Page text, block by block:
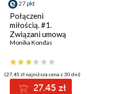
27 pkt
Połączeni
miłością. #1.
Związani umową
Monika Kondas
(27,45 zł najniższa cena z 30 dni)
27.45 zł